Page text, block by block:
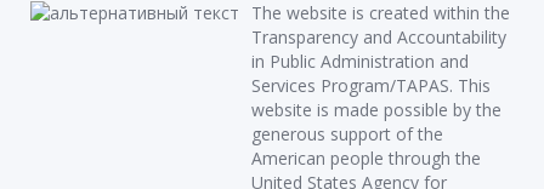
The website is created within the
Transparency and Accountability
in Public Administration and
Services Program/TAPAS. This
website is made possible by the
generous support of the
American people through the
United States Agency for